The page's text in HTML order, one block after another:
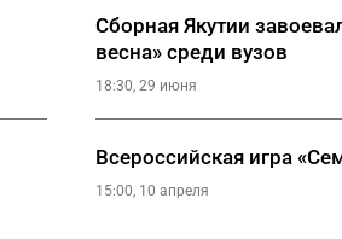
Сборная Якутии
весна» среди вузов
18:30, 29 июня
Всероссийская игра
15:00, 10 апреля